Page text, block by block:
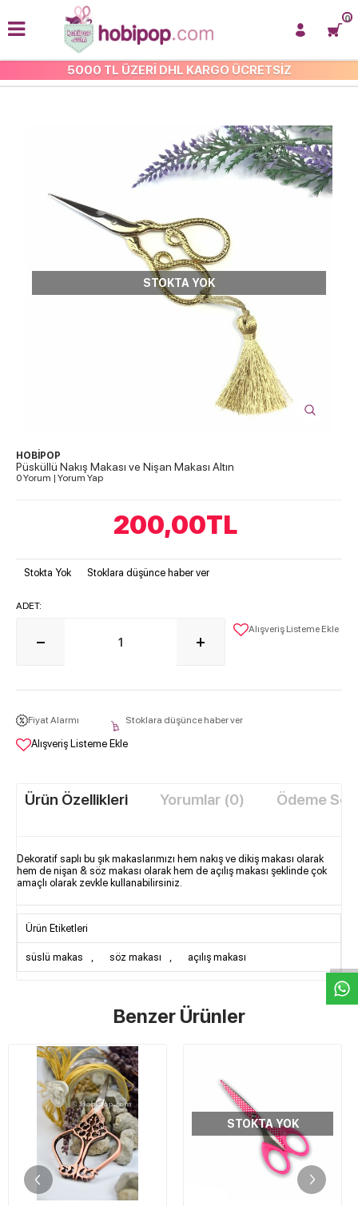
W
h
t
s
a
p
p
D
e
s
e
H
a
t
t
5000 TL ÜZERİ DHL KARGO ÜCRETSİZ
0
MAKAS VE KESİCİLER
STOKTA YOK
HOBİPOP
Püsküllü Nakış Makası ve Nişan Makası Altın
0 Yorum | Yorum Yap
200,00TL
Stokta Yok Stoklara düşünce haber ver
ADET:
Alışveriş Listeme Ekle
Fiyat Alarmı Stoklara düşünce haber ver
Alışveriş Listeme Ekle
Ürün Özellikleri Yorumlar (0) Ödeme
Dekoratif saplı bu şık makaslarımızı hem nakış ve dikiş makası olarak
hem de nişan & söz makası olarak hem de açılış makası şeklinde çok
amaçlı olarak zevkle kullanabilirsiniz.
Ürün Etiketleri
süslü makas , söz makası , açılış makası
Benzer Ürünler
STOKTA YOK